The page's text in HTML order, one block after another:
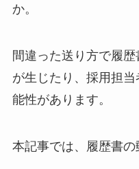
か。
間違った送り方で履
が生じたり、採用担
能性があります。
本記事では、履歴書の